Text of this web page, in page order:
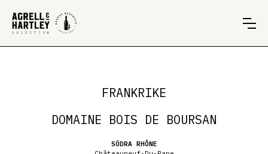
FRANKRIKE
DOMAINE BOIS DE BOURSAN
SÖDRA RHÔNE